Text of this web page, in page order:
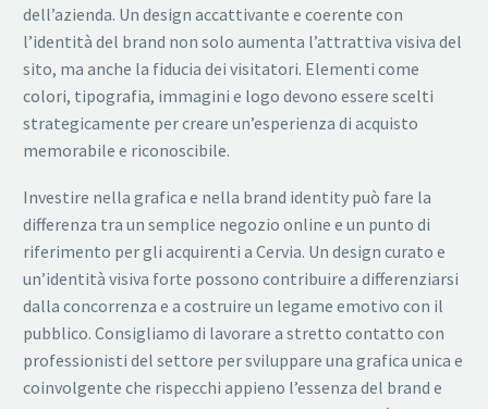
dell’azienda. Un design accattivante e coerente con
l’identità del brand non solo aumenta l’attrattiva visiva del
sito, ma anche la fiducia dei visitatori. Elementi come
colori, tipografia, immagini e logo devono essere scelti
strategicamente per creare un’esperienza di acquisto
memorabile e riconoscibile.
Investire nella grafica e nella brand identity può fare la
differenza tra un semplice negozio online e un punto di
riferimento per gli acquirenti a Cervia. Un design curato e
un’identità visiva forte possono contribuire a differenziarsi
dalla concorrenza e a costruire un legame emotivo con il
pubblico. Consigliamo di lavorare a stretto contatto con
professionisti del settore per sviluppare una grafica unica e
coinvolgente che rispecchi appieno l’essenza del brand e